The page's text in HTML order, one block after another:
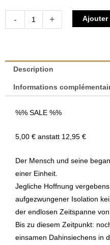
-
quantité
Weiss
Zimmer
Leer
+ Ajouter
Description
Informations
%% SALE %%
5,00 € anstatt 12,95 €
Der Mensch und seine
einer Einheit.
Jegliche Hoffnung
aufgezwungener Isolation
der endlosen Zeitspanne
Bis zu diesem Zeitpunkt:
einsamen Dahinsiechens in